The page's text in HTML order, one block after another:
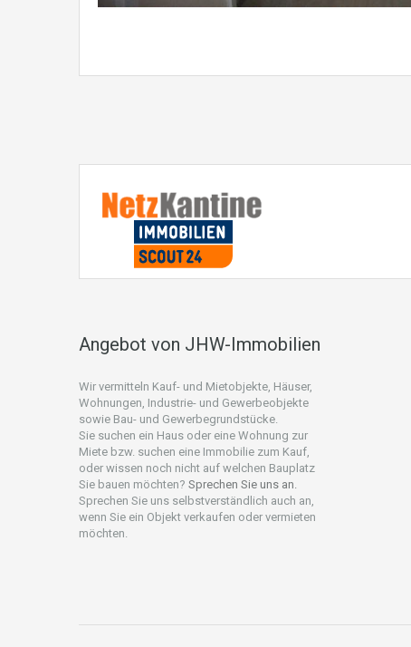
Angebot von JHW-Immobilien
Wir vermitteln Kauf- und Mietobjekte, Häuser,
Wohnungen, Industrie- und Gewerbeobjekte
sowie Bau- und Gewerbegrundstücke.
Sie suchen ein Haus oder eine Wohnung zur
Miete bzw. suchen eine Immobilie zum Kauf,
oder wissen noch nicht auf welchen Bauplatz
Sie bauen möchten? Sprechen Sie uns an.
Sprechen Sie uns selbstverständlich auch an,
wenn Sie ein Objekt verkaufen oder vermieten
möchten.